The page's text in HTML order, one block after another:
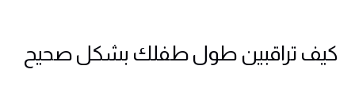
كيف تراقبين طول طفلك بشكل صحيح